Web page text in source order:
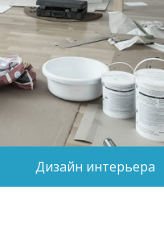
Дизайн интерьера